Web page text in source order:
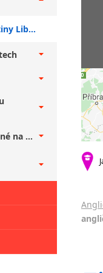
Firemní kurzy angličtiny Liberec + středně pokročilí
na ...